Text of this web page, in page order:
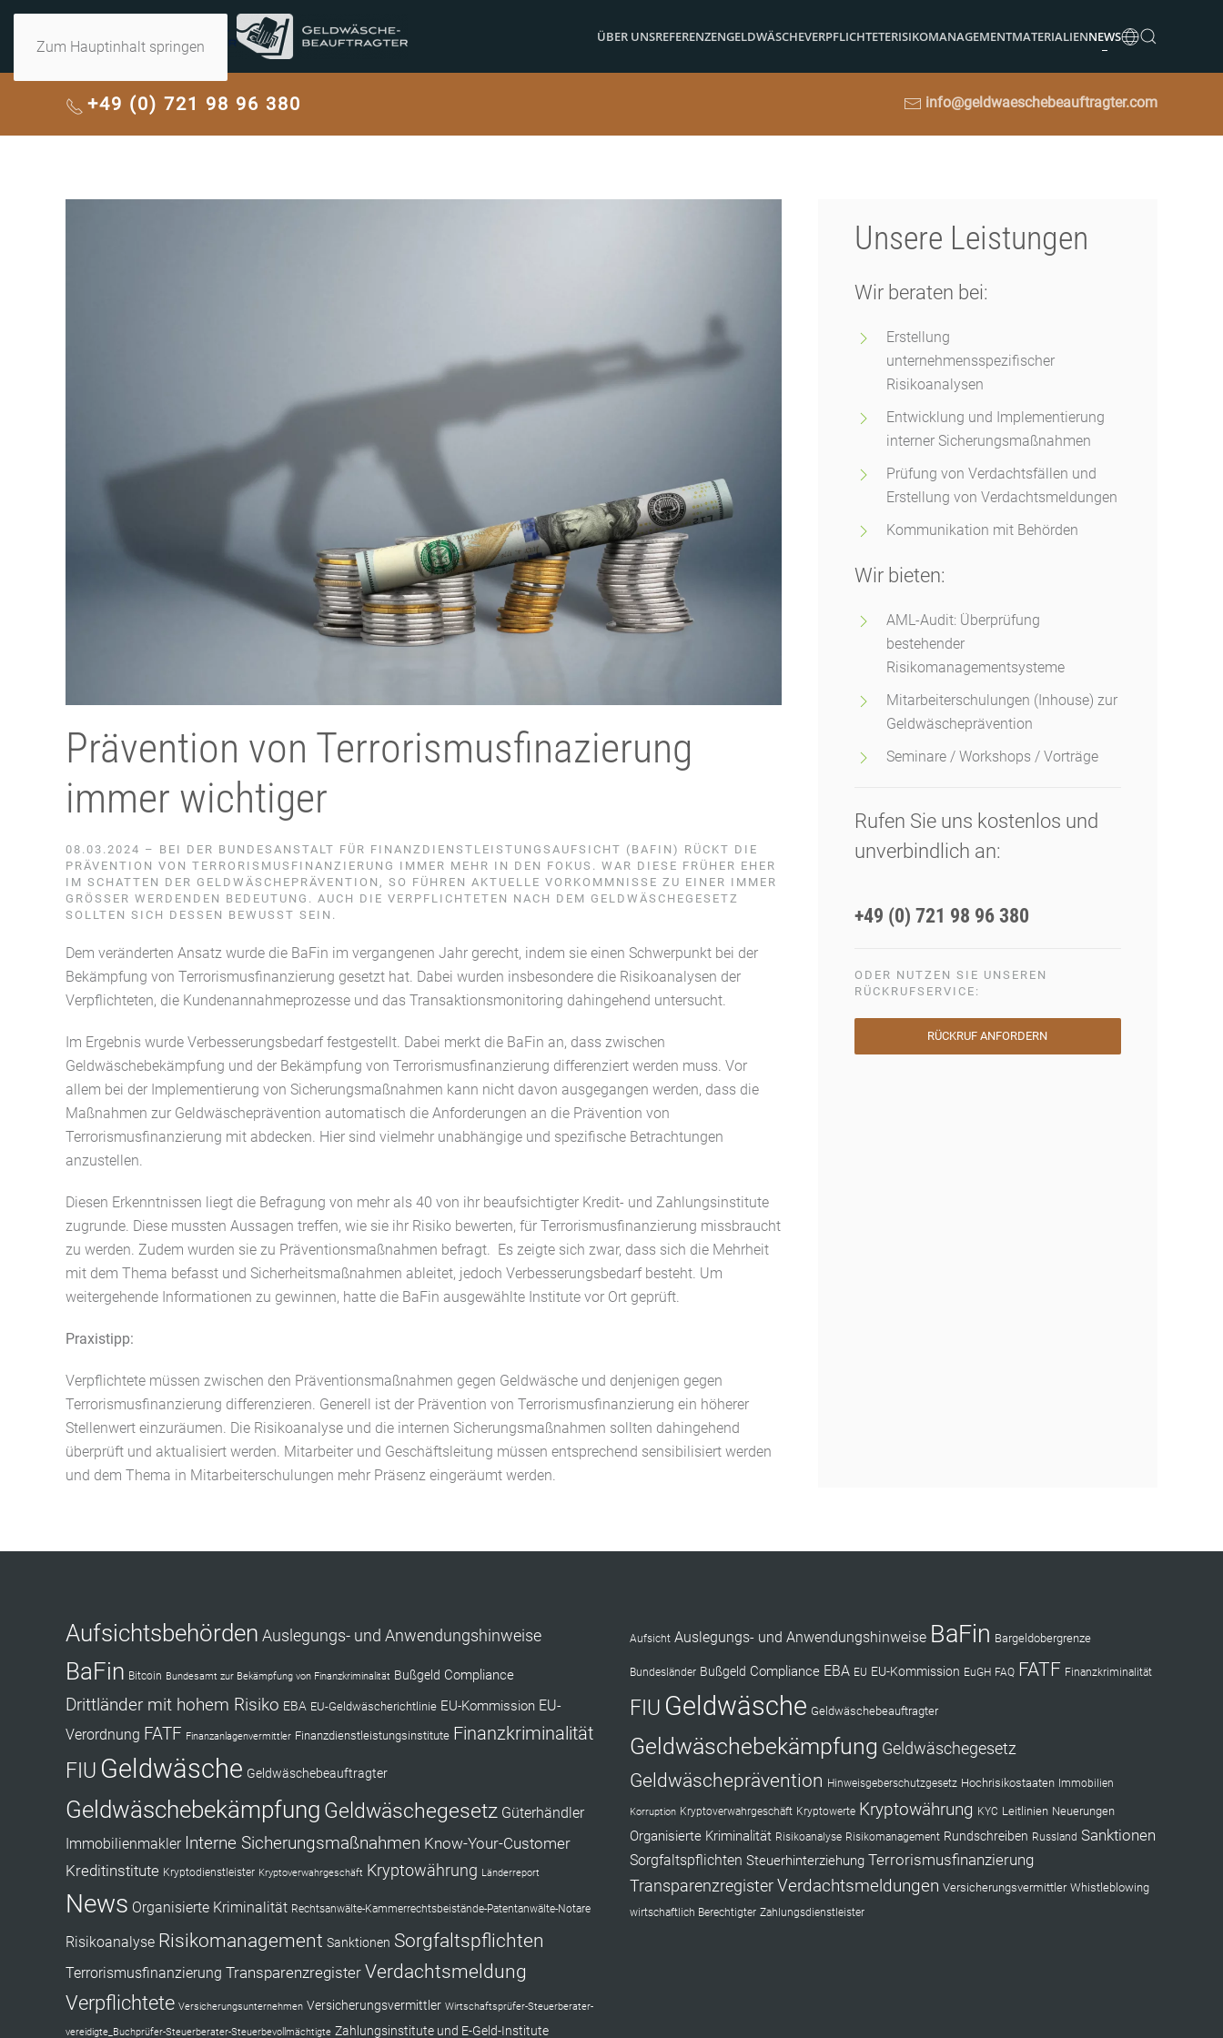
Zum Hauptinhalt springen
ÜBER UNSREFERENZENGELDWÄSCHEVERPFLICHTETERISIKOMANAGEMENTMATERIALIENNEWS
+49 (0) 721 98 96 380 info@geldwaeschebeauftragter.com
Prävention von Terrorismusfinazierung
immer wichtiger
08.03.2024 – BEI DER BUNDESANSTALT FÜR FINANZDIENSTLEISTUNGSAUFSICHT (BAFIN) RÜCKT DIE
PRÄVENTION VON TERRORISMUSFINANZIERUNG IMMER MEHR IN DEN FOKUS. WAR DIESE FRÜHER EHER
IM SCHATTEN DER GELDWÄSCHEPRÄVENTION, SO FÜHREN AKTUELLE VORKOMMNISSE ZU EINER IMMER
GRÖSSER WERDENDEN BEDEUTUNG. AUCH DIE VERPFLICHTETEN NACH DEM GELDWÄSCHEGESETZ S
OLLTEN SICH DESSEN BEWUSST SEIN.
Dem veränderten Ansatz wurde die BaFin im vergangenen Jahr gerecht, indem sie einen Schwerpunkt bei der
Bekämpfung von Terrorismusfinanzierung gesetzt hat. Dabei wurden insbesondere die Risikoanalysen der
Verpflichteten, die Kundenannahmeprozesse und das Transaktionsmonitoring dahingehend untersucht.
Im Ergebnis wurde Verbesserungsbedarf festgestellt. Dabei merkt die BaFin an, dass zwischen
Geldwäschebekämpfung und der Bekämpfung von Terrorismusfinanzierung differenziert werden muss. Vor
allem bei der Implementierung von Sicherungsmaßnahmen kann nicht davon ausgegangen werden, dass die
Maßnahmen zur Geldwäscheprävention automatisch die Anforderungen an die Prävention von
Terrorismusfinanzierung mit abdecken. Hier sind vielmehr unabhängige und spezifische Betrachtungen
anzustellen.
Diesen Erkenntnissen liegt die Befragung von mehr als 40 von ihr beaufsichtigter Kredit- und Zahlungsinstitute
zugrunde. Diese mussten Aussagen treffen, wie sie ihr Risiko bewerten, für Terrorismusfinanzierung missbraucht
zu werden. Zudem wurden sie zu Präventionsmaßnahmen befragt. Es zeigte sich zwar, dass sich die Mehrheit
mit dem Thema befasst und Sicherheitsmaßnahmen ableitet, jedoch Verbesserungsbedarf besteht. Um
weitergehende Informationen zu gewinnen, hatte die BaFin ausgewählte Institute vor Ort geprüft.
Praxistipp:
Verpflichtete müssen zwischen den Präventionsmaßnahmen gegen Geldwäsche und denjenigen gegen
Terrorismusfinanzierung differenzieren. Generell ist der Prävention von Terrorismusfinanzierung ein höherer
Stellenwert einzuräumen. Die Risikoanalyse und die internen Sicherungsmaßnahmen sollten dahingehend
überprüft und aktualisiert werden. Mitarbeiter und Geschäftsleitung müssen entsprechend sensibilisiert werden
und dem Thema in Mitarbeiterschulungen mehr Präsenz eingeräumt werden.
Unsere Leistungen
Wir beraten bei:
Erstellung
unternehmensspezifischer
Risikoanalysen
Entwicklung und Implementierung
interner Sicherungsmaßnahmen
Prüfung von Verdachtsfällen und
Erstellung von Verdachtsmeldungen
Kommunikation mit Behörden
Wir bieten:
AML-Audit: Überprüfung
bestehender
Risikomanagementsysteme
Mitarbeiterschulungen (Inhouse) zur
Geldwäscheprävention
Seminare / Workshops / Vorträge
Rufen Sie uns kostenlos und
unverbindlich an:
+49 (0) 721 98 96 380
ODER NUTZEN SIE UNSEREN
RÜCKRUFSERVICE:
RÜCKRUF ANFORDERN
Aufsichtsbehörden Auslegungs- und Anwendungshinweise
BaFin Bitcoin Bundesamt zur Bekämpfung von Finanzkriminalität Bußgeld Compliance
Drittländer mit hohem Risiko EBA EU-Geldwäscherichtlinie EU-Kommission EU-
Verordnung FATF Finanzanlagenvermittler Finanzdienstleistungsinstitute Finanzkriminalität
FIU Geldwäsche Geldwäschebeauftragter
Geldwäschebekämpfung Geldwäschegesetz Güterhändler
Immobilienmakler Interne Sicherungsmaßnahmen Know-Your-Customer
Kreditinstitute Kryptodienstleister Kryptoverwahrgeschäft Kryptowährung Länderreport
News Organisierte Kriminalität Rechtsanwälte-Kammerrechtsbeistände-Patentanwälte-Notare
Risikoanalyse Risikomanagement Sanktionen Sorgfaltspflichten
Terrorismusfinanzierung Transparenzregister Verdachtsmeldung
Verpflichtete Versicherungsunternehmen Versicherungsvermittler Wirtschaftsprüfer-Steuerberater-
vereidigte_Buchprüfer-Steuerberater-Steuerbevollmächtigte Zahlungsinstitute und E-Geld-Institute
Aufsicht Auslegungs- und Anwendungshinweise BaFin Bargeldobergrenze
Bundesländer Bußgeld Compliance EBA EU EU-Kommission EuGH FAQ FATF Finanzkriminalität
FIU Geldwäsche Geldwäschebeauftragter
Geldwäschebekämpfung Geldwäschegesetz
Geldwäscheprävention Hinweisgeberschutzgesetz Hochrisikostaaten Immobilien
Korruption Kryptoverwahrgeschäft Kryptowerte Kryptowährung KYC Leitlinien Neuerungen
Organisierte Kriminalität Risikoanalyse Risikomanagement Rundschreiben Russland Sanktionen
Sorgfaltspflichten Steuerhinterziehung Terrorismusfinanzierung
TransparenzregisterVerdachtsmeldungen Versicherungsvermittler Whistleblowing
wirtschaftlich Berechtigter Zahlungsdienstleister